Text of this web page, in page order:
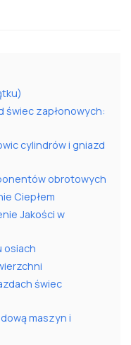
świec zapłonowych:
cylindrów i gniazd
obrotowych
Ciepłem
Jakości w
osiach
świec
maszyn i